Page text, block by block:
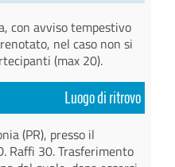
con avviso tempestivo
nel caso non si
(max 20).
Luogo di ritrovo
(PR), presso il
Raffi 30. Trasferimento